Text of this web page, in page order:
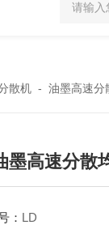
散机- 油墨高速分
墨高速分散
： LD